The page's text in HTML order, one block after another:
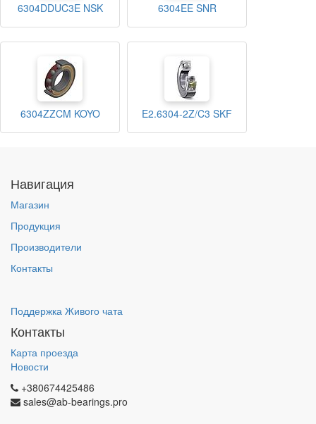
6304DDUC3E NSK 6304EE SNR
6304ZZCM KOYO E2.6304-2Z/C3 SKF
Навигация
Магазин
Продукция
Производители
Контакты
Поддержка Живого чата
Контакты
Карта проезда
Новости
+380674425486
sales@ab-bearings.pro